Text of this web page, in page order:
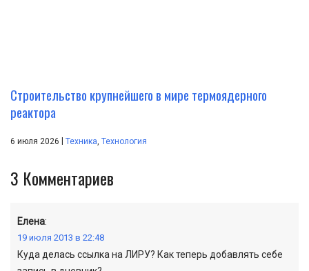
Строительство крупнейшего в мире термоядерного
реактора
6 июля 2026 Техника, Технология
3 Комментариев
Елена:
19 июля 2013 в 22:48
Куда делась ссылка на ЛИРУ? Как теперь добавлять себе